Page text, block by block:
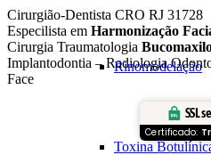
Rinomodelação
Toxina
Cirurgião-Dentista CRO RJ 31728
Especilista em Harmonização
Cirurgia Traumatologia
Implantodontia – Radiologia
Face
SSL
Certificado: